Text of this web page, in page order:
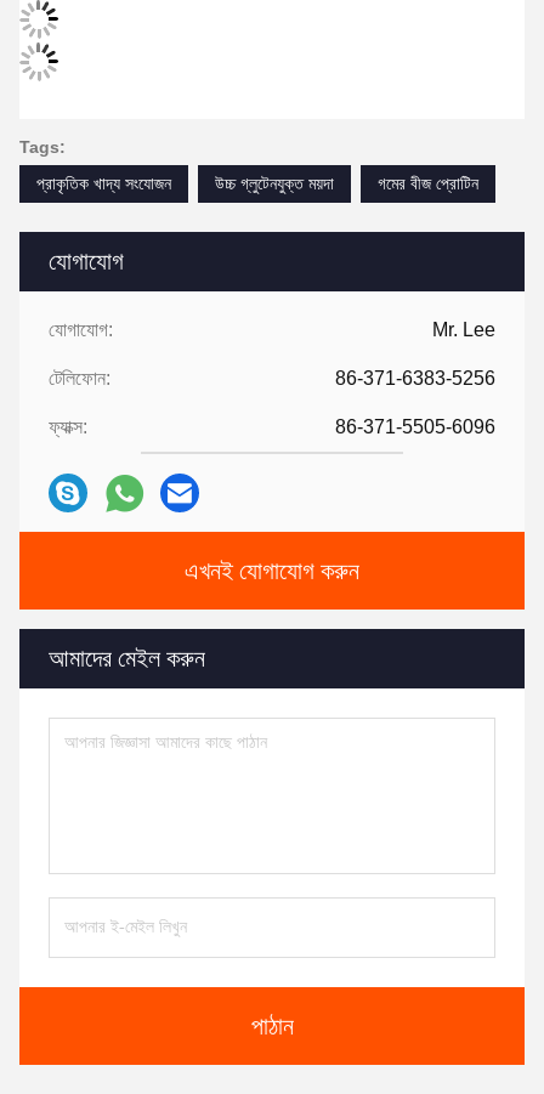
যোগাযোগ
যোগাযোগ: Mr. Lee
টেলিফোন: 86-371-6383-5256
ফ্যাক্স: 86-371-5505-6096
এখনই যোগাযোগ করুন
আমাদের মেইল করুন
পাঠান
Tags:
প্রাকৃতিক খাদ্য সংযোজন
উচ্চ গ্লুটেনযুক্ত ময়দা গমের বীজ প্রোটিন